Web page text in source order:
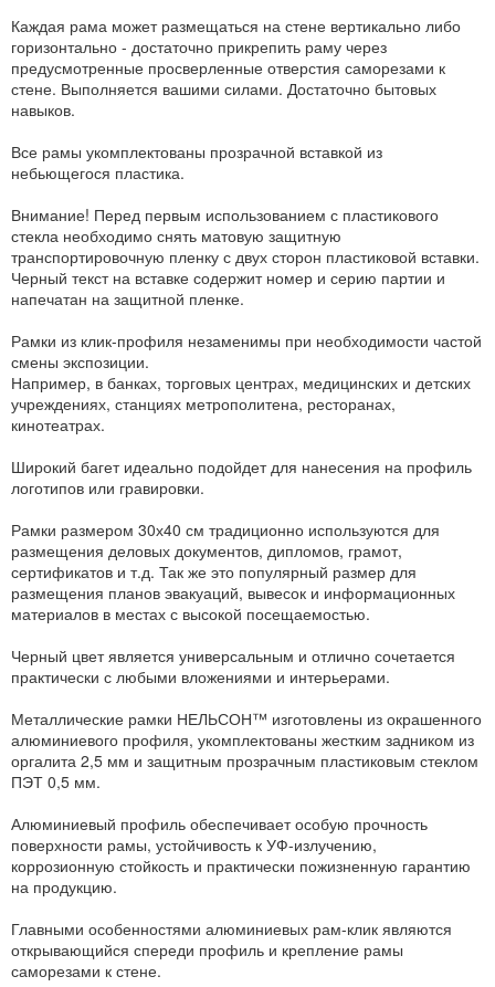
Каждая рама может размещаться на стене вертикально либо
горизонтально - достаточно прикрепить раму через
предусмотренные просверленные отверстия саморезами к
стене. Выполняется вашими силами. Достаточно бытовых
навыков.
Все рамы укомплектованы прозрачной вставкой из
небьющегося пластика.
Внимание! Перед первым использованием с пластикового
стекла необходимо снять матовую защитную
транспортировочную пленку с двух сторон пластиковой вставки.
Черный текст на вставке содержит номер и серию партии и
напечатан на защитной пленке.
Рамки из клик-профиля незаменимы при необходимости частой
смены экспозиции.
Например, в банках, торговых центрах, медицинских и детских
учреждениях, станциях метрополитена, ресторанах,
кинотеатрах.
Широкий багет идеально подойдет для нанесения на профиль
логотипов или гравировки.
Рамки размером 30х40 см традиционно используются для
размещения деловых документов, дипломов, грамот,
сертификатов и т.д. Так же это популярный размер для
размещения планов эвакуаций, вывесок и информационных
материалов в местах с высокой посещаемостью.
Черный цвет является универсальным и отлично сочетается
практически с любыми вложениями и интерьерами.
Металлические рамки НЕЛЬСОН™ изготовлены из окрашенного
алюминиевого профиля, укомплектованы жестким задником из
оргалита 2,5 мм и защитным прозрачным пластиковым стеклом
ПЭТ 0,5 мм.
Алюминиевый профиль обеспечивает особую прочность
поверхности рамы, устойчивость к УФ-излучению,
коррозионную стойкость и практически пожизненную гарантию
на продукцию.
Главными особенностями алюминиевых рам-клик являются
открывающийся спереди профиль и крепление рамы
саморезами к стене.